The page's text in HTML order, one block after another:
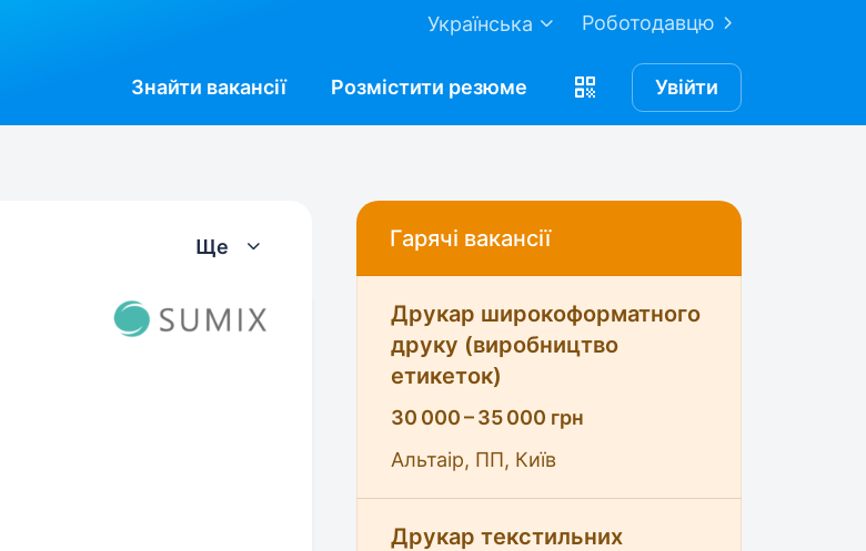
Роботодавцю
Українська
Знайти вакансії Розмістити резюме Увійти
Ще Гарячі вакансії
Друкар широкоформатного
друку (виробництво
етикеток)
30 000 – 35 000 грн
Альтаір, ПП, Київ
Друкар текстильних